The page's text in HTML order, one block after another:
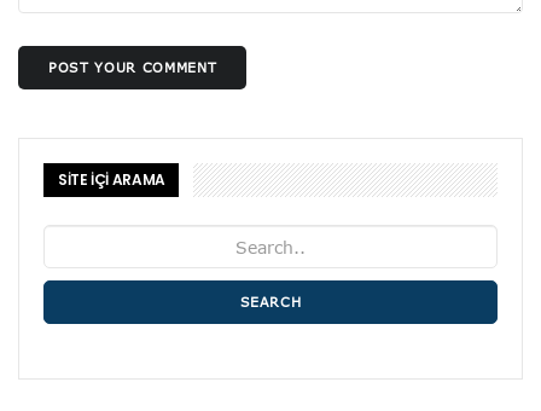
POST YOUR COMMENT
SİTE İÇİ ARAMA
SEARCH